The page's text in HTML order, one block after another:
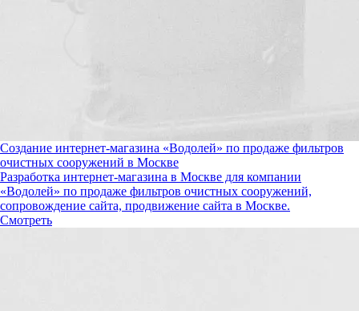
Создание интернет-магазина «Водолей» по продаже фильтров
очистных сооружений в Москве
Разработка интернет-магазина в Москве для компании
«Водолей» по продаже фильтров очистных сооружений,
сопровождение сайта, продвижение сайта в Москве.
Смотреть